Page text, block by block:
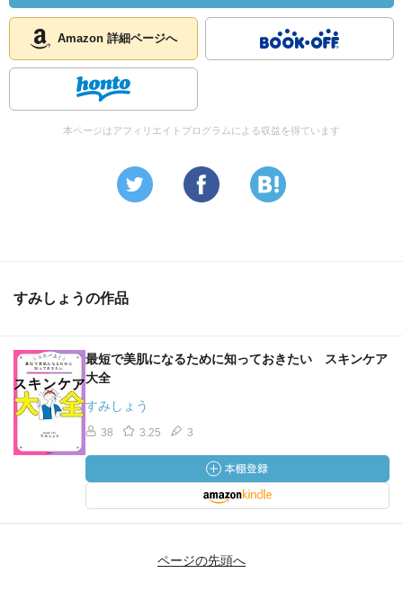
Amazon 詳細ページへ
本ページはアフィリエイトプログラムによる収益を得ています
すみしょうの作品
最短で美肌になるために知っておきたい スキンケア
大全
すみしょう
38 3.25 3
ページの先頭へ